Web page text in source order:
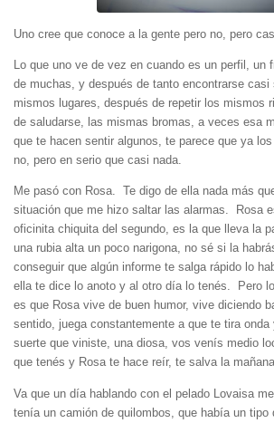
Uno cree que conoce a la gente pero no, pero
Lo que uno ve de vez en cuando es un perfil, un
de muchas, y después de tanto encontrarse casi
mismos lugares, después de repetir los mismos
de saludarse, las mismas bromas, a veces esa
que te hacen sentir algunos, te parece que ya
no, pero en serio que casi nada.
Me pasó con Rosa. Te digo de ella nada más
situación que me hizo saltar las alarmas. Rosa
oficinita chiquita del segundo, es la que lleva la
una rubia alta un poco narigona, no sé si la
conseguir que algún informe te salga rápido lo
ella te dice lo anoto y al otro día lo tenés. Pero
es que Rosa vive de buen humor, vive diciendo
sentido, juega constantemente a que te tira
suerte que viniste, una diosa, vos venís medio
que tenés y Rosa te hace reír, te salva la
Va que un día hablando con el pelado Lovaisa
tenía un camión de quilombos, que había un tipo